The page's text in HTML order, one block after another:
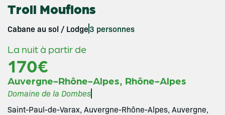
Troll Mouflons
Cabane au sol / Lodge3 personnes
La nuit à partir de
170€
Auvergne-Rhône-Alpes, Rhône-Alpes
Domaine de la Dombes
Saint-Paul-de-Varax, Auvergne-Rhône-Alpes, Auvergne,